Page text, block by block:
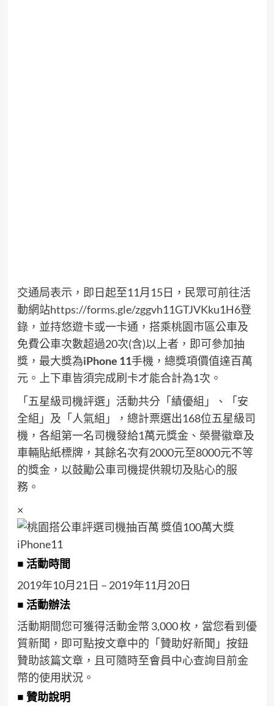
交通局表示，即日起至11月15日，民眾可前往活
動網站https://forms.gle/zggvh11GTJVKku1H6登
錄，並持悠遊卡或一卡通，搭乘桃園市區公車及
免費公車次數超過20次(含)以上者，即可參加抽
獎，最大獎為iPhone 11手機，總獎項價值達百萬
元。上下車皆須完成刷卡才能合計為1次。
「五星級司機評選」活動共分「績優組」、「安
全組」及「人氣組」，總計票選出168位五星級司
機，各組第一名司機發給1萬元獎金、榮譽徽章及
車輛貼紙標牌，其餘名次有2000元至8000元不等
的獎金，以鼓勵公車司機提供親切及貼心的服
務。
×
■ 活動時間
2019年10月21日 – 2019年11月20日
■ 活動辦法
活動期間您可獲得活動金幣 3,000 枚，當您看到優
質新聞，即可點按文章中的「贊助好新聞」按鈕
贊助該篇文章，且可隨時至會員中心查詢目前金
幣的使用狀況。
■ 贊助說明